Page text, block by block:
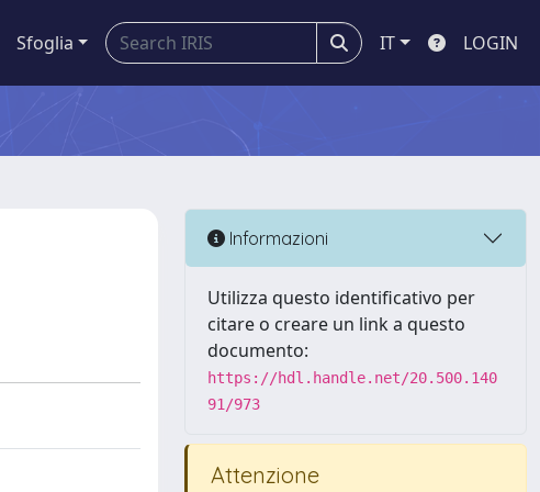
Sfoglia IT LOGIN
Informazioni
Utilizza questo identificativo per
citare o creare un link a questo
documento:
https://hdl.handle.net/20.500.140
91/973
Attenzione